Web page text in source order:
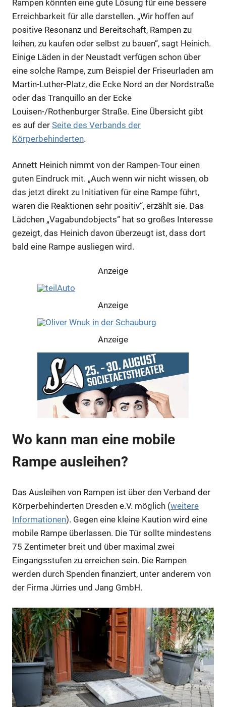
Rampen könnten eine gute Lösung für eine bessere
Erreichbarkeit für alle darstellen. „Wir hoffen auf
positive Resonanz und Bereitschaft, Rampen zu
leihen, zu kaufen oder selbst zu bauen“, sagt Heinich.
Einige Läden in der Neustadt verfügen schon über
eine solche Rampe, zum Beispiel der Friseurladen am
Martin-Luther-Platz, die Ecke Nord an der Nordstraße
oder das Tranquillo an der Ecke
Louisen-/Rothenburger Straße. Eine Übersicht gibt
es auf der Seite des Verbands der
Körperbehinderten.
Annett Heinich nimmt von der Rampen-Tour einen
guten Eindruck mit. „Auch wenn wir nicht wissen, ob
das jetzt direkt zu Initiativen für eine Rampe führt,
waren die Reaktionen sehr positiv“, erzählt sie. Das
Lädchen „Vagabundobjects“ hat so großes Interesse
gezeigt, das Heinich davon überzeugt ist, dass dort
bald eine Rampe ausliegen wird.
Anzeige
Anzeige
Anzeige
Anzeige
Anzeige
Anzeige
Wo kann man eine mobile
Rampe ausleihen?
Das Ausleihen von Rampen ist über den Verband der
Körperbehinderten Dresden e.V. möglich (weitere
Informationen). Gegen eine kleine Kaution wird eine
mobile Rampe überlassen. Die Tür sollte mindestens
75 Zentimeter breit und über maximal zwei
Eingangsstufen zu erreichen sein. Die Rampen
werden durch Spenden finanziert, unter anderem von
der Firma Jürries und Jang GmbH.